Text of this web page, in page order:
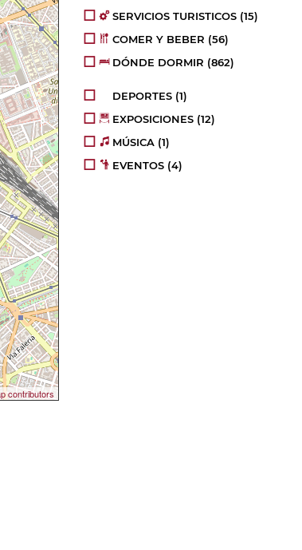
contributors
SERVICIOS TURISTICOS (15)
COMER Y BEBER (56)
DÓNDE DORMIR (862)
DEPORTES (1)
EXPOSICIONES (12)
MÚSICA (1)
EVENTOS (4)